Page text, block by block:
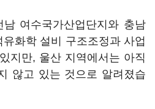
여수국가산업단지와 충남
화학 설비 구조조정과 사업
지만, 울산 지역에서는 아직
않고 있는 것으로 알려졌습